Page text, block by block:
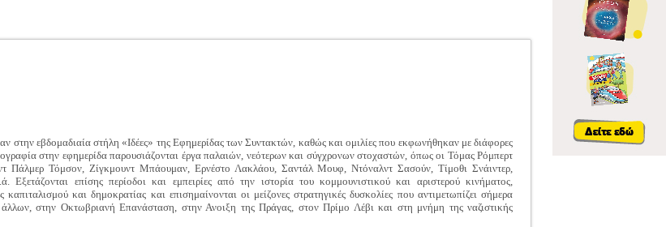
στην εβδομαδιαία στήλη «Ιδέες» της Εφημερίδας των Συντακτών, καθώς και ομιλίες που εκφωνήθηκαν με διάφορες
στην εφημερίδα παρουσιάζονται έργα παλαιών, νεότερων και σύγχρονων στοχαστών, όπως οι Τόμας Ρόμπερτ
Πάλμερ Τόμσον, Ζίγκμουντ Μπάουμαν, Ερνέστο Λακλάου, Σαντάλ Μουφ, Ντόναλντ Σασούν, Τίμοθι Σνάιντερ,
επίσης περίοδοι και εμπειρίες από την ιστορία του κομμουνιστικού και αριστερού κινήματος,
καπιταλισμού και δημοκρατίας και επισημαίνονται οι μείζονες στρατηγικές δυσκολίες που αντιμετωπίζει σήμερα
άλλων, στην Οκτωβριανή Επανάσταση, στην Ανοιξη της Πράγας, στον Πρίμο Λέβι και στη μνήμη της ναζιστικής